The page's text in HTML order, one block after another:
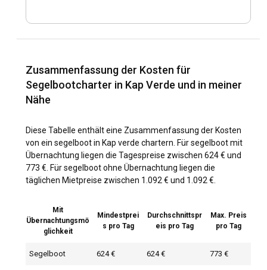
Zusammenfassung der Kosten für
Segelbootcharter in Kap Verde und in meiner
Nähe
Diese Tabelle enthält eine Zusammenfassung der Kosten
von ein segelboot in Kap verde chartern. Für segelboot mit
Übernachtung liegen die Tagespreise zwischen 624 € und
773 €. Für segelboot ohne Übernachtung liegen die
täglichen Mietpreise zwischen 1.092 € und 1.092 €.
Mit
Übernachtungsmö
glichkeit
Mindestprei
s pro Tag
Durchschnittspr
eis pro Tag
Max. Preis
pro Tag
Segelboot 624 € 624 € 773 €